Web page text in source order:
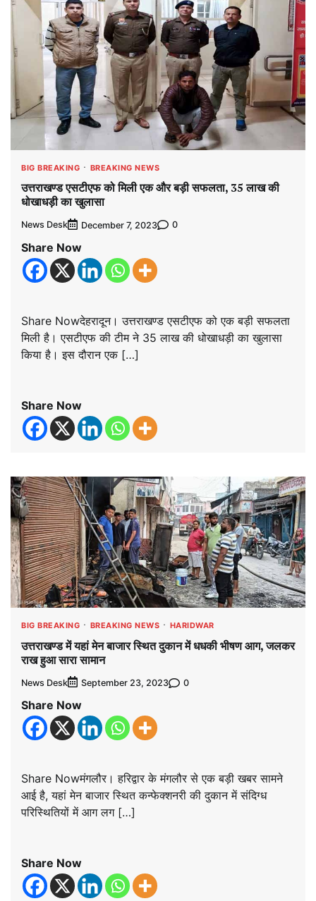
BIG BREAKING BREAKING NEWS
उत्तराखण्ड एसटीएफ को मिली एक और बड़ी सफलता, 35 लाख की
धोखाधड़ी का खुलासा
News Desk December 7, 2023 0
Share Now
Share Nowदेहरादून। उत्तराखण्ड एसटीएफ को एक बड़ी सफलता
मिली है। एसटीएफ की टीम ने 35 लाख की धोखाधड़ी का खुलासा
किया है। इस दौरान एक […]
Share Now
BIG BREAKING BREAKING NEWS HARIDWAR
उत्तराखण्ड में यहां मेन बाजार स्थित दुकान में धधकी भीषण आग, जलकर
राख हुआ सारा सामान
News Desk September 23, 2023 0
Share Now
Share Nowमंगलौर। हरिद्वार के मंगलौर से एक बड़ी खबर सामने
आई है, यहां मेन बाजार स्थित कन्फेक्शनरी की दुकान में संदिग्ध
परिस्थितियों में आग लग […]
Share Now